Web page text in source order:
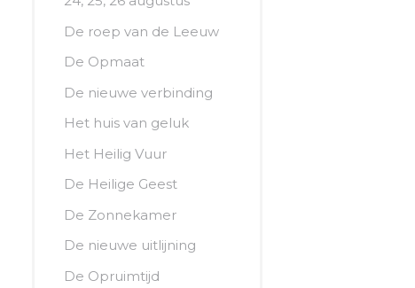
De roep van de Leeuw
De Opmaat
De nieuwe verbinding
Het huis van geluk
Het Heilig Vuur
De Heilige Geest
De Zonnekamer
De nieuwe uitlijning
De Opruimtijd